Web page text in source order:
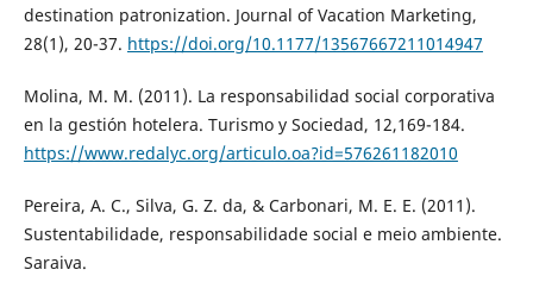
destination patronization. Journal of Vacation Marketing,
28(1), 20-37. https://doi.org/10.1177/13567667211014947
Molina, M. M. (2011). La responsabilidad social corporativa
en la gestión hotelera. Turismo y Sociedad, 12,169-184.
https://www.redalyc.org/articulo.oa?id=576261182010
Pereira, A. C., Silva, G. Z. da, & Carbonari, M. E. E. (2011).
Sustentabilidade, responsabilidade social e meio ambiente.
Saraiva.